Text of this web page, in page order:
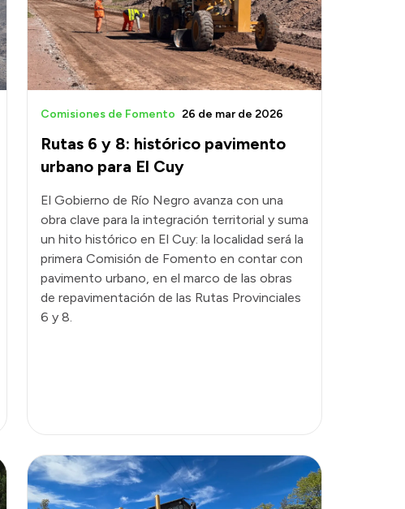
Rutas 6 y 8: histórico pavimento
urbano para El Cuy
Comisiones de Fomento 26 de mar de 2026
El Gobierno de Río Negro avanza con una
obra clave para la integración territorial y suma
un hito histórico en El Cuy: la localidad será la
primera Comisión de Fomento en contar con
pavimento urbano, en el marco de las obras
de repavimentación de las Rutas Provinciales
6 y 8.